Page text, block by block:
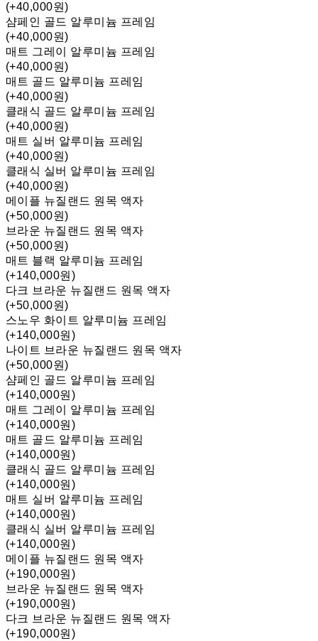
(+40,000원)
샴페인 골드 알루미늄 프레임
(+40,000원)
매트 그레이 알루미늄 프레임
(+40,000원)
매트 골드 알루미늄 프레임
(+40,000원)
클래식 골드 알루미늄 프레임
(+40,000원)
매트 실버 알루미늄 프레임
(+40,000원)
클래식 실버 알루미늄 프레임
(+40,000원)
메이플 뉴질랜드 원목 액자
(+50,000원)
브라운 뉴질랜드 원목 액자
(+50,000원)
매트 블랙 알루미늄 프레임
(+140,000원)
다크 브라운 뉴질랜드 원목 액자
(+50,000원)
스노우 화이트 알루미늄 프레임
(+140,000원)
나이트 브라운 뉴질랜드 원목 액자
(+50,000원)
샴페인 골드 알루미늄 프레임
(+140,000원)
매트 그레이 알루미늄 프레임
(+140,000원)
매트 골드 알루미늄 프레임
(+140,000원)
클래식 골드 알루미늄 프레임
(+140,000원)
매트 실버 알루미늄 프레임
(+140,000원)
클래식 실버 알루미늄 프레임
(+140,000원)
메이플 뉴질랜드 원목 액자
(+190,000원)
브라운 뉴질랜드 원목 액자
(+190,000원)
다크 브라운 뉴질랜드 원목 액자
(+190,000원)